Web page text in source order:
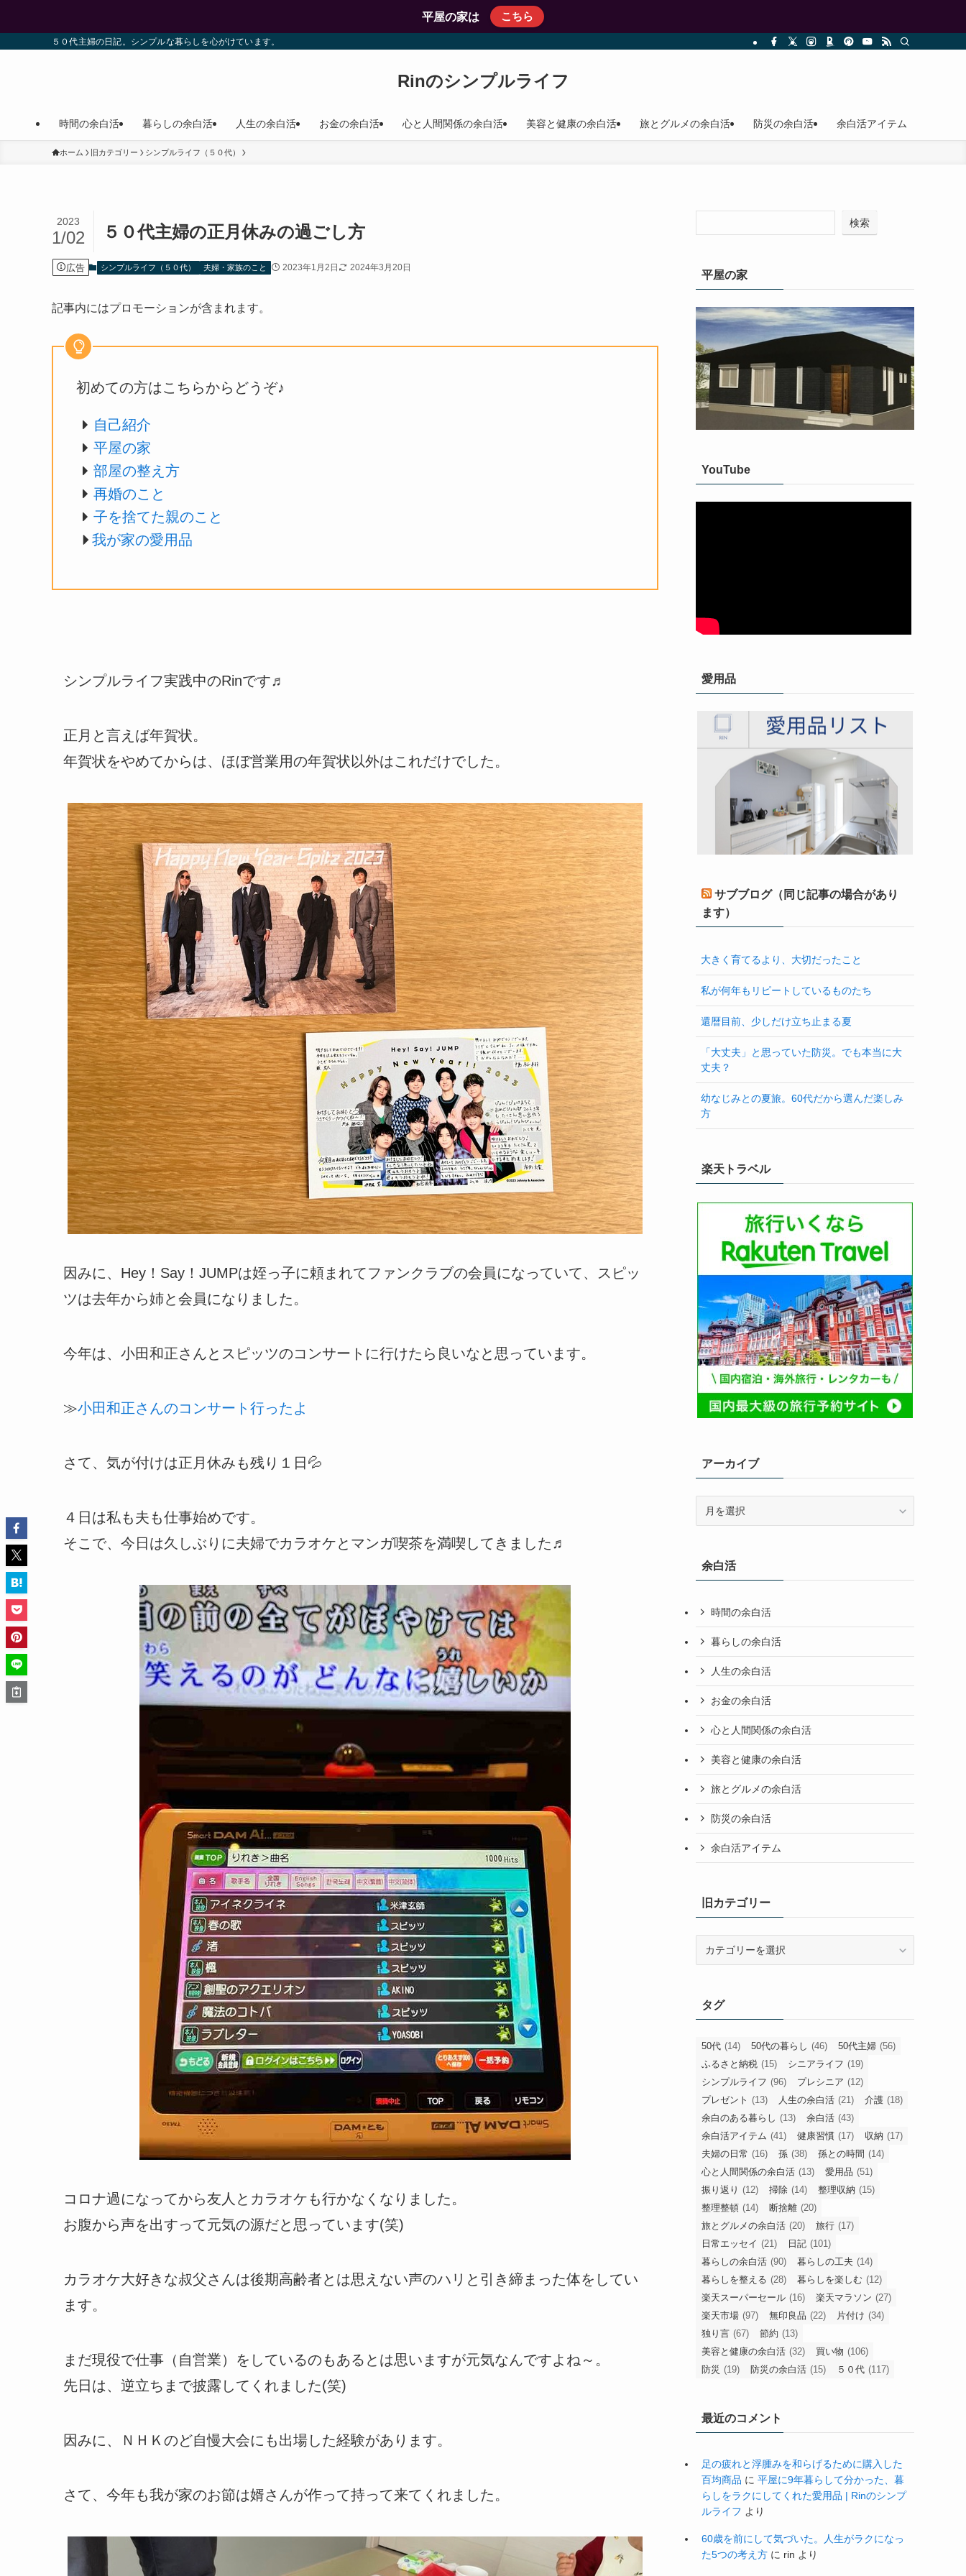
平屋の家は こちら
５０代主婦の日記。シンプルな暮らしを心がけています。
Rinのシンプルライフ
時間の余白活 暮らしの余白活 人生の余白活 お金の余白活 心と人間関係の余白活 美容と健康の余白活 旅とグルメの余白活 防災の余白活 余白活アイテム
ホーム 旧カテゴリー シンプルライフ（５０代）
５０代主婦の正月休みの過ごし方
2023
1/02
広告 シンプルライフ（５０代） 夫婦・家族のこと 2023年1月2日 2024年3月20日
記事内にはプロモーションが含まれます。
初めての方はこちらからどうぞ♪
自己紹介
平屋の家
部屋の整え方
再婚のこと
子を捨てた親のこと
我が家の愛用品
シンプルライフ実践中のRinです♬
正月と言えば年賀状。
年賀状をやめてからは、ほぼ営業用の年賀状以外はこれだけでした。
因みに、Hey！Say！JUMPは姪っ子に頼まれてファンクラブの会員になっていて、スピッ
ツは去年から姉と会員になりました。
今年は、小田和正さんとスピッツのコンサートに行けたら良いなと思っています。
≫小田和正さんのコンサート行ったよ
さて、気が付けは正月休みも残り１日💦
４日は私も夫も仕事始めです。
そこで、今日は久しぶりに夫婦でカラオケとマンガ喫茶を満喫してきました♬
コロナ過になってから友人とカラオケも行かなくなりました。
お腹から声を出すって元気の源だと思っています(笑)
カラオケ大好きな叔父さんは後期高齢者とは思えない声のハリと引き締まった体をしてい
ます。
まだ現役で仕事（自営業）をしているのもあるとは思いますが元気なんですよね～。
先日は、逆立ちまで披露してくれました(笑)
因みに、ＮＨＫのど自慢大会にも出場した経験があります。
さて、今年も我が家のお節は婿さんが作って持って来てくれました。
検索
平屋の家
YouTube
愛用品
サブブログ（同じ記事の場合があり
ます）
大きく育てるより、大切だったこと
私が何年もリピートしているものたち
還暦目前、少しだけ立ち止まる夏
「大丈夫」と思っていた防災。でも本当に大
丈夫？
幼なじみとの夏旅。60代だから選んだ楽しみ
方
楽天トラベル
アーカイブ
ブ余白活
時間の余白活
暮らしの余白活
人生の余白活
お金の余白活
心と人間関係の余白活
美容と健康の余白活
旅とグルメの余白活
防災の余白活
余白活アイテム
旧カテゴリー
リ
ー
タグ
50代 (14) 50代の暮らし (46) 50代主婦 (56)
ふるさと納税 (15) シニアライフ (19)
シンプルライフ (96) プレシニア (12)
プレゼント (13) 人生の余白活 (21) 介護 (18)
余白のある暮らし (13) 余白活 (43)
余白活アイテム (41) 健康習慣 (17) 収納 (17)
夫婦の日常 (16) 孫 (38) 孫との時間 (14)
心と人間関係の余白活 (13) 愛用品 (51)
振り返り (12) 掃除 (14) 整理収納 (15)
整理整頓 (14) 断捨離 (20)
旅とグルメの余白活 (20) 旅行 (17)
日常エッセイ (21) 日記 (101)
暮らしの余白活 (90) 暮らしの工夫 (14)
暮らしを整える (28) 暮らしを楽しむ (12)
楽天スーパーセール (16) 楽天マラソン (27)
楽天市場 (97) 無印良品 (22) 片付け (34)
独り言 (67) 節約 (13)
美容と健康の余白活 (32) 買い物 (106)
防災 (19) 防災の余白活 (15) ５０代 (117)
最近のコメント
足の疲れと浮腫みを和らげるために購入した
百均商品 に 平屋に9年暮らして分かった、暮
らしをラクにしてくれた愛用品 | Rinのシンプ
ルライフ より
60歳を前にして気づいた。人生がラクになっ
た5つの考え方 に rin より